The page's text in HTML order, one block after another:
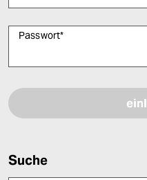
Passwort*
Suche